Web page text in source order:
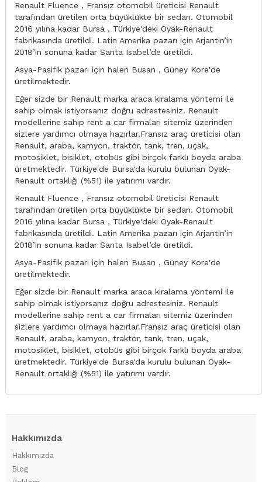
Renault Fluence , Fransız otomobil üreticisi Renault
tarafından üretilen orta büyüklükte bir sedan. Otomobil
2016 yılına kadar Bursa , Türkiye'deki Oyak-Renault
fabrikasında üretildi. Latin Amerika pazarı için Arjantin’in
2018’in sonuna kadar Santa Isabel’de üretildi.
Asya-Pasifik pazarı için halen Busan , Güney Kore'de
üretilmektedir.
Eğer sizde bir Renault marka araca kiralama yöntemi ile
sahip olmak istiyorsanız doğru adrestesiniz. Renault
modellerine sahip rent a car firmaları sitemiz üzerinden
sizlere yardımcı olmaya hazırlar.Fransız araç üreticisi olan
Renault, araba, kamyon, traktör, tank, tren, uçak,
motosiklet, bisiklet, otobüs gibi birçok farklı boyda araba
üretmektedir. Türkiye'de Bursa'da kurulu bulunan Oyak-
Renault ortaklığı (%51) ile yatırımı vardır.
Renault Fluence , Fransız otomobil üreticisi Renault
tarafından üretilen orta büyüklükte bir sedan. Otomobil
2016 yılına kadar Bursa , Türkiye'deki Oyak-Renault
fabrikasında üretildi. Latin Amerika pazarı için Arjantin’in
2018’in sonuna kadar Santa Isabel’de üretildi.
Asya-Pasifik pazarı için halen Busan , Güney Kore'de
üretilmektedir.
Eğer sizde bir Renault marka araca kiralama yöntemi ile
sahip olmak istiyorsanız doğru adrestesiniz. Renault
modellerine sahip rent a car firmaları sitemiz üzerinden
sizlere yardımcı olmaya hazırlar.Fransız araç üreticisi olan
Renault, araba, kamyon, traktör, tank, tren, uçak,
motosiklet, bisiklet, otobüs gibi birçok farklı boyda araba
üretmektedir. Türkiye'de Bursa'da kurulu bulunan Oyak-
Renault ortaklığı (%51) ile yatırımı vardır.
Hakkımızda
Hakkımızda
Blog